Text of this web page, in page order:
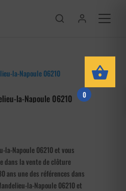
la-Napoule 06210
la-Napoule 06210 et vous
dans la vente de clôture
ans une des références dans
la-Napoule 06210 et
0